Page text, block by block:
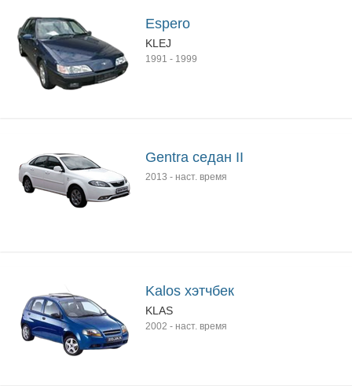
Espero
KLEJ
1991 - 1999
Gentra седан II
2013 - наст. время
Kalos хэтчбек
KLAS
2002 - наст. время